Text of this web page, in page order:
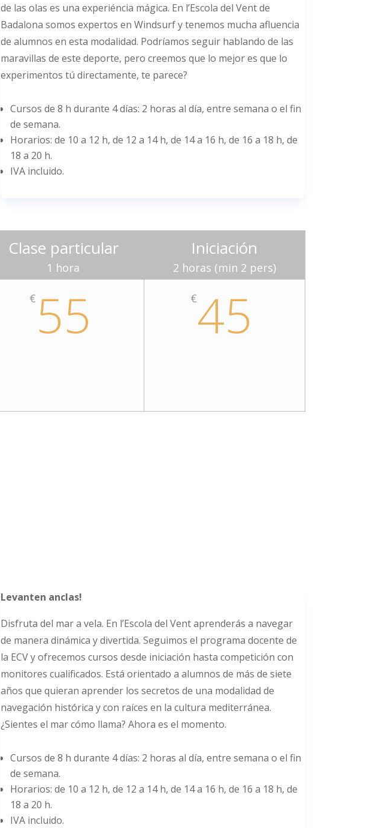
de las olas es una experiéncia mágica. En l’Escola del Vent de
Badalona somos expertos en Windsurf y tenemos mucha afluencia
de alumnos en esta modalidad. Podríamos seguir hablando de las
maravillas de este deporte, pero creemos que lo mejor es que lo
experimentos tú directamente, te parece?
Cursos de 8 h durante 4 días: 2 horas al día, entre semana o el fin
de semana.
Horarios: de 10 a 12 h, de 12 a 14 h, de 14 a 16 h, de 16 a 18 h, de
18 a 20 h.
IVA incluido.
Clase particular
1 hora
€ 55
Iniciación
2 horas (min 2 pers)
€45
Levanten anclas!
Disfruta del mar a vela. En l’Escola del Vent aprenderás a navegar
de manera dinámica y divertida. Seguimos el programa docente de
la ECV y ofrecemos cursos desde iniciación hasta competición con
monitores cualificados. Está orientado a alumnos de más de siete
años que quieran aprender los secretos de una modalidad de
navegación histórica y con raíces en la cultura mediterránea.
¿Sientes el mar cómo llama? Ahora es el momento.
Cursos de 8 h durante 4 días: 2 horas al día, entre semana o el fin
de semana.
Horarios: de 10 a 12 h, de 12 a 14 h, de 14 a 16 h, de 16 a 18 h, de
18 a 20 h.
IVA incluido.